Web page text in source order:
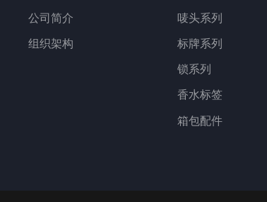
公司简介
组织架构
唛头系列
标牌系列
锁系列
香水标签
箱包配件